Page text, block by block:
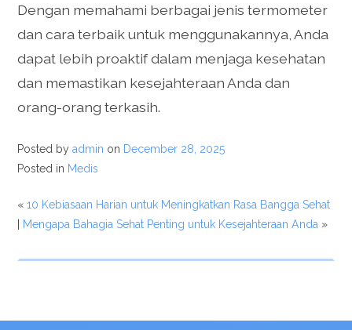
Dengan memahami berbagai jenis termometer
dan cara terbaik untuk menggunakannya, Anda
dapat lebih proaktif dalam menjaga kesehatan
dan memastikan kesejahteraan Anda dan
orang-orang terkasih.
Posted byadmin on December 28, 2025
Posted in Medis
«10 Kebiasaan Harian untuk Meningkatkan Rasa Bangga Sehat
Mengapa Bahagia Sehat Penting untuk Kesejahteraan Anda »